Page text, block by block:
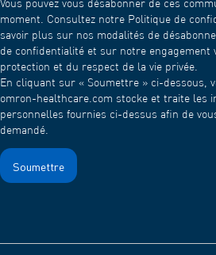
nébuliser l'eau. Pour éviter que les
sèchent et n'adhèrent aux mailles
nébulisez l'eau pendant 1 à 2 minutes.
Lavez ensuite le capuchon en filet avec
(neutre) et rincez-le à l'eau claire.
dans un endroit propre.
Vous pouvez vous désabonner de ces
moment. Consultez notre Politique de
savoir plus sur nos modalités de
de confidentialité et sur notre engagement
protection et du respect de la vie privée.
En cliquant sur « Soumettre » ci-dessous,
omron-healthcare.com stocke et traite les
personnelles fournies ci-dessus afin de
demandé.